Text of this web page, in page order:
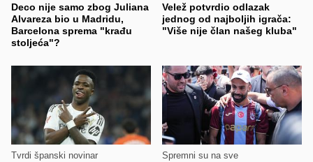
Deco nije samo zbog Juliana
Alvareza bio u Madridu,
Barcelona sprema "krađu
stoljeća"?
Velež potvrdio odlazak
jednog od najboljih igrača:
"Više nije član našeg kluba"
Tvrdi španski novinar Spremni su na sve